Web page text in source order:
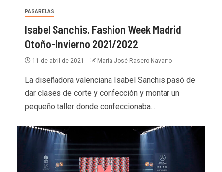
PASARELAS
Isabel Sanchis. Fashion Week Madrid
Otoño-Invierno 2021/2022
11 de abril de 2021 María José Rasero Navarro
La diseñadora valenciana Isabel Sanchis pasó de
dar clases de corte y confección y montar un
pequeño taller donde confeccionaba...